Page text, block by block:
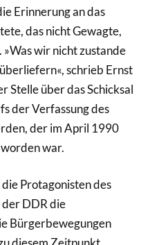
Erinnerung an das
das nicht Gewagte,
wir nicht zustande
schrieb Ernst
Stelle über das Schicksal
der Verfassung des
der im April 1990
war.
Protagonisten des
DDR die
Bürgerbewegungen